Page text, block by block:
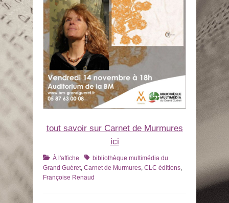
tout savoir sur Carnet de Murmures
ici
Catégories
À l'affiche Tagsbibliothèque multimédia du
Grand Guéret Carnet de Murmures CLC éditions
Françoise Renaud